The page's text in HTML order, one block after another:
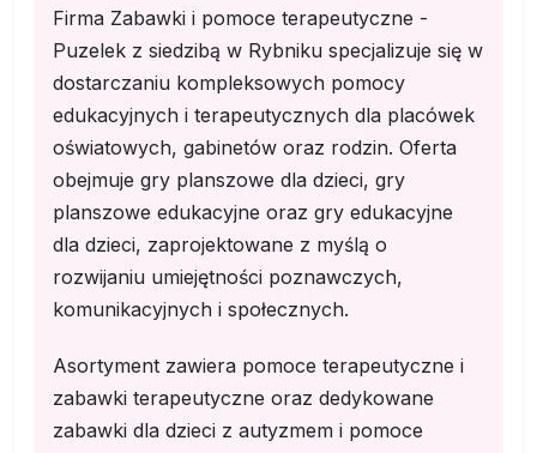
Firma Zabawki i pomoce terapeutyczne -
Puzelek z siedzibą w Rybniku specjalizuje się w
dostarczaniu kompleksowych pomocy
edukacyjnych i terapeutycznych dla placówek
oświatowych, gabinetów oraz rodzin. Oferta
obejmuje gry planszowe dla dzieci, gry
planszowe edukacyjne oraz gry edukacyjne
dla dzieci, zaprojektowane z myślą o
rozwijaniu umiejętności poznawczych,
komunikacyjnych i społecznych.
Asortyment zawiera pomoce terapeutyczne i
zabawki terapeutyczne oraz dedykowane
zabawki dla dzieci z autyzmem i pomoce